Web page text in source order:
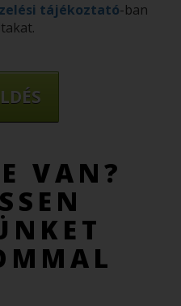
tájékoztató-ban
VAN?